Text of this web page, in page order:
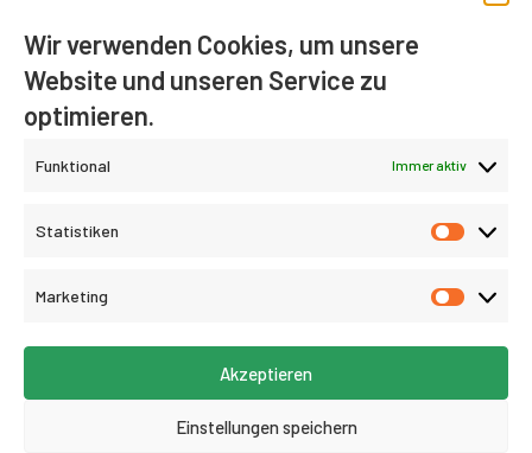
Wir verwenden Cookies, um unsere
Website und unseren Service zu
optimieren.
Funktional Immer aktiv
Statistiken
Marketing
Akzeptieren
Einstellungen speichern
Impressum Datenschutz Cookie-Richtlinie (EU)